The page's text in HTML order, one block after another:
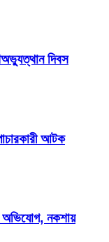
দিবস
আটক​
অভিযোগ, নকশায়